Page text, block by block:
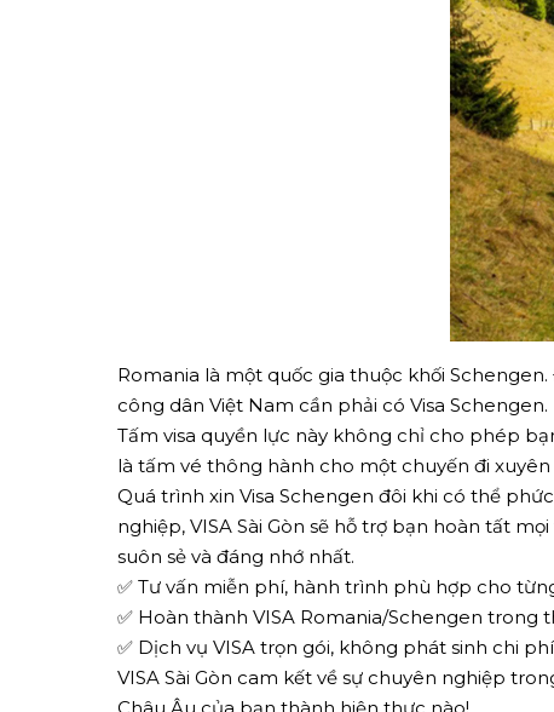
Romania là một quốc gia thuộc khối
công dân Việt Nam cần phải có Visa Schengen.
Tấm visa quyền lực này không chỉ cho phép
là tấm vé thông hành cho một chuyến đi xuyên
Quá trình xin Visa Schengen đôi khi có thể
nghiệp, VISA Sài Gòn sẽ hỗ trợ bạn hoàn tất
suôn sẻ và đáng nhớ nhất.
✅ Tư vấn miễn phí, hành trình phù hợp cho
✅ Hoàn thành VISA Romania/Schengen
✅ Dịch vụ VISA trọn gói, không phát sinh chi
VISA Sài Gòn cam kết về sự chuyên nghiệp